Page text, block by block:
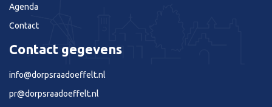
Agenda
Contact
Contact gegevens
info@dorpsraadoeffelt.nl
pr@dorpsraadoeffelt.nl